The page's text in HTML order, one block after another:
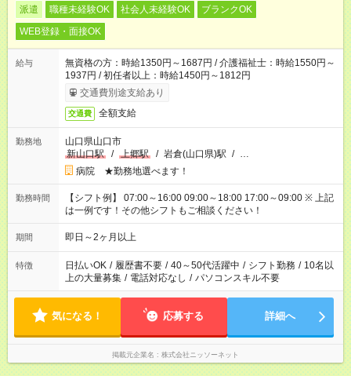
派遣 職種未経験OK 社会人未経験OK
ブランクOK
WEB登録・面接OK
給与
無資格の方：時給1350円～1687円 / 介護福祉士：時給1550円～
1937円 / 初任者以上：時給1450円～1812円
交通費別途支給あり
交通費 全額支給
勤務地
山口県山口市
新山口駅
/ 上郷駅 / 岩倉(山口県)駅 / …
病院 ★勤務地選べます！
勤務時間
【シフト例】 07:00～16:00 09:00～18:00 17:00～09:00 ※ 上記
は一例です！その他シフトもご相談ください！
期間 即日～2ヶ月以上
特徴 日払いOK / 履歴書不要 / 40～50代活躍中 / シフト勤務 / 10名以
上の大量募集 / 電話対応なし / パソコンスキル不要
気になる！ 応募する 詳細へ
掲載元企業名 株式会社ニッソーネット